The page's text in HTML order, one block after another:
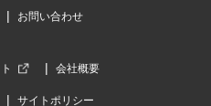
お問い合わせ
会社概要
サイトポリシー